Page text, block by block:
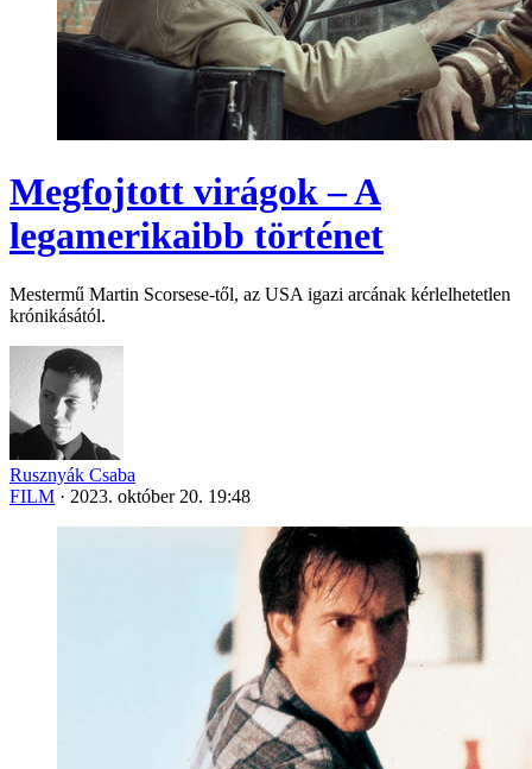
Megfojtott virágok – A
legamerikaibb történet
Mestermű Martin Scorsese-től, az USA igazi arcának kérlelhetetlen
krónikásától.
Rusznyák Csaba
FILM · 2023. október 20. 19:48